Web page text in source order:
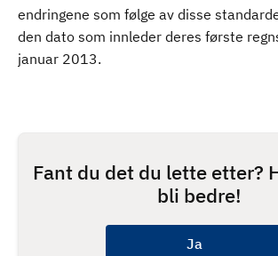
endringene som følge av disse
den dato som innleder deres første
januar 2013.
Fant du det du lette etter?
bli bedre!